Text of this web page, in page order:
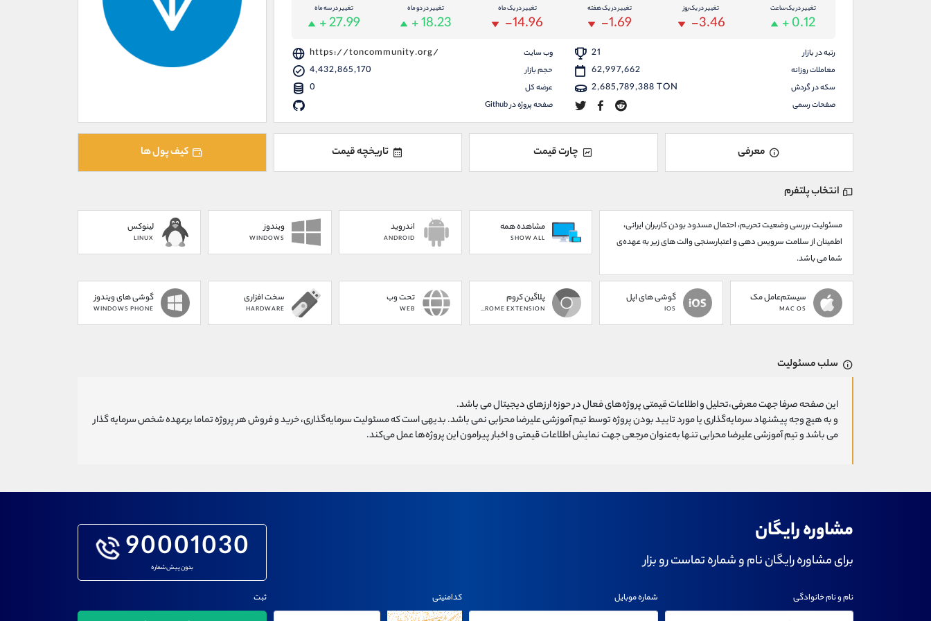
تغییر در یک ساعت
+ 0.12
تغییر در یک روز
-3.46
تغییر در یک هفته
-1.69
تغییر در یک ماه
-14.96
تغییر در دو ماه
+ 18.23
تغییر در سه ماه
+ 27.99
رتبه در بازار 21 وب سایت https://toncommunity.org/
معاملات روزانه 62,997,662 حجم بازار 4,432,865,170
سکه در گردش 2,685,789,388TON عرضه کل 0
صفحات رسمی صفحه پروژه در Github
معرفی چارت قیمت تاریخچه قیمت کیف پول ها
انتخاب پلتفرم
مسئولیت بررسی وضعیت تحریم، احتمال مسدود بودن کاربران ایرانی،
اطمینان از سلامت سرویس دهی و اعتبارسنجی والت های زیر به عهده‌ی
شما می باشد.
مشاهده همه
SHOW ALL
اندروید
ANDROID
ویندوز
WINDOWS
لینوکس
LINUX
سیستم‌عامل مک
MAC OS
گوشی های اپل
IOS
پلاگین کروم
CHROME EXTENSION
تحت وب
WEB
سخت افزاری
HARDWARE
گوشی های ویندوز
WINDOWS PHONE
سلب مسئولیت
این صفحه صرفا جهت معرفی،تحلیل و اطلاعات قیمتی پروژه‌های فعال در حوزه ارزهای دیجیتال می باشد.
و به هیچ وجه پیشنهاد سرمایه‌گذاری یا مورد تایید بودن پروژه توسط تیم آموزشی علیرضا محرابی نمی باشد. بدیهی است که مسئولیت سرمایه‌گذاری، خرید و فروش هر پروژه تماما برعهده شخص سرمایه گذار
می باشد و تیم آموزشی علیرضا محرابی تنها به‌عنوان مرجعی جهت نمایش اطلاعات قیمتی و اخبار پیرامون این پروژه‌‌ها عمل می‌کند.
مشاوره رایگان
برای مشاوره رایگان نام و شماره تماست رو بزار 90001030
بدون پیش شماره
نام و نام خانوادگی شماره موبایل کدامنیتی ثبت